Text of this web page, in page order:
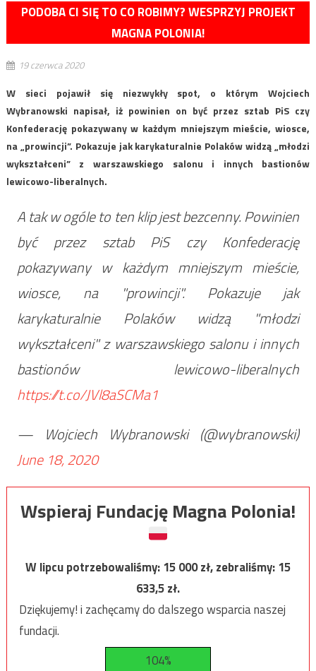
PODOBA CI SIĘ TO CO ROBIMY? WESPRZYJ PROJEKT
MAGNA POLONIA!
19 czerwca 2020
W sieci pojawił się niezwykły spot, o którym Wojciech
Wybranowski napisał, iż powinien on być przez sztab PiS czy
Konfederację pokazywany w każdym mniejszym mieście, wiosce,
na „prowincji”. Pokazuje jak karykaturalnie Polaków widzą „młodzi
wykształceni” z warszawskiego salonu i innych bastionów
lewicowo-liberalnych.
A tak w ogóle to ten klip jest bezcenny. Powinien
być przez sztab PiS czy Konfederację
pokazywany w każdym mniejszym mieście,
wiosce, na "prowincji". Pokazuje jak
karykaturalnie Polaków widzą "młodzi
wykształceni" z warszawskiego salonu i innych
bastionów lewicowo-liberalnych
https://t.co/JVl8aSCMa1
— Wojciech Wybranowski (@wybranowski)
June 18, 2020
Wspieraj Fundację Magna Polonia!
W lipcu potrzebowaliśmy:15 000zł, zebraliśmy:15
633,5zł.
Dziękujemy! i zachęcamy do dalszego wsparcia naszej
fundacji.
104%